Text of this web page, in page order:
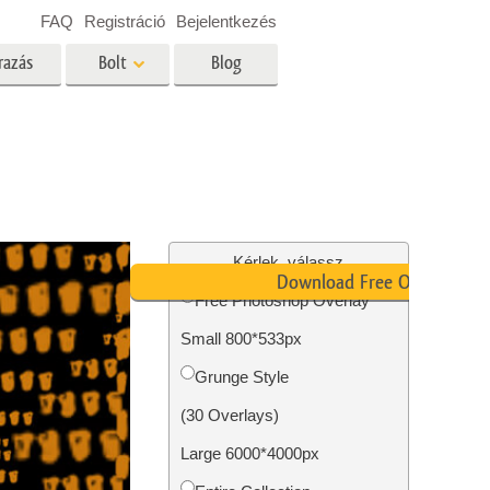
Szolgáltatások
Fotó -helyreállítási szolgáltatások
Bolt Blog
FAQ Registráció Bejelentkezés
Kérlek, válassz
Free Photoshop Overlay
Small 800*533px
Grunge Style
(30 Overlays)
Large 6000*4000px
Download Free Overlay